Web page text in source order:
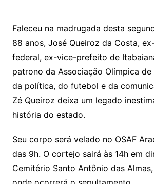
Faleceu na madrugada desta
88 anos, José Queiroz da Costa,
federal, ex-vice-prefeito de
patrono da Associação Olímpica de
da política, do futebol e da
Zé Queiroz deixa um legado
história do estado.
Seu corpo será velado no OSAF
das 9h. O cortejo sairá às 14h em
Cemitério Santo Antônio das